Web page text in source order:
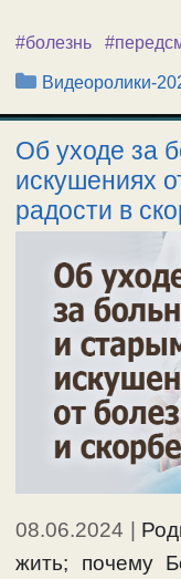
#болезнь
Рубрики
Видеоролики-
Об уходе за
искушениях
радости в
08.06.2024
жить; почему